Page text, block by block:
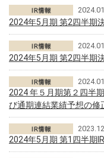
2024年5月期 第2四半期
2024年5月期 第2四半期
2024 年５月期第２四半
び通期連結業績予想の修
2024年5月期 第1四半期